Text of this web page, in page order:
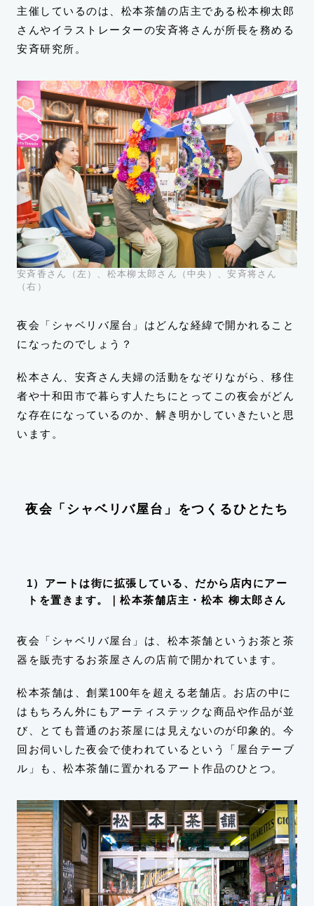
主催しているのは、松本茶舗の店主である松本柳太郎
さんやイラストレーターの安斉将さんが所長を務める
安斉研究所。
安斉香さん（左）、松本柳太郎さん（中央）、安斉将さん
（右）
夜会「シャベリバ屋台」はどんな経緯で開かれること
になったのでしょう？
松本さん、安斉さん夫婦の活動をなぞりながら、移住
者や十和田市で暮らす人たちにとってこの夜会がどん
な存在になっているのか、解き明かしていきたいと思
います。
夜会「シャベリバ屋台」をつくるひとたち
1）アートは街に拡張している、だから店内にアー
トを置きます。｜松本茶舗店主・松本 柳太郎さん
夜会「シャベリバ屋台」は、松本茶舗というお茶と茶
器を販売するお茶屋さんの店前で開かれています。
松本茶舗は、創業100年を超える老舗店。お店の中に
はもちろん外にもアーティステックな商品や作品が並
び、とても普通のお茶屋には見えないのが印象的。今
回お伺いした夜会で使われているという「屋台テーブ
ル」も、松本茶舗に置かれるアート作品のひとつ。